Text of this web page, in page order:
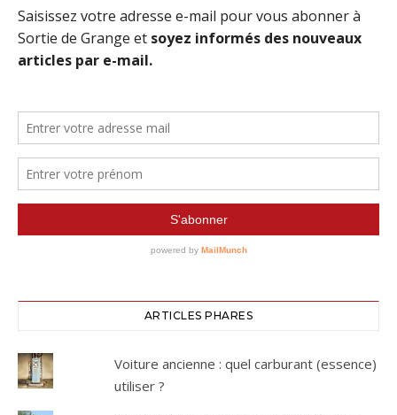
ARTICLES PHARES
Voiture ancienne : quel carburant (essence)
utiliser ?